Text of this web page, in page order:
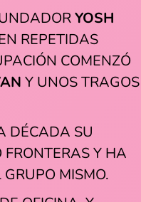
YOSH
REPETIDAS
COMENZÓ
Y UNOS TRAGOS
DÉCADA SU
Y HA
MISMO.